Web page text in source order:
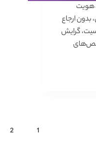
هویت
ارجاع
گرایش
1
2